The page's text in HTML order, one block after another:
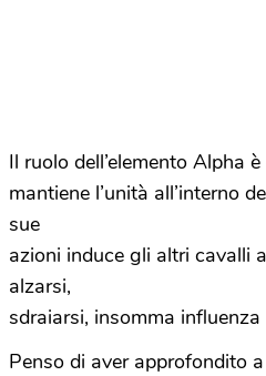
Il ruolo dell’elemento Alpha
mantiene l’unità all’interno
sue
azioni induce gli altri cavalli
alzarsi,
sdraiarsi, insomma influenza
Penso di aver approfondito